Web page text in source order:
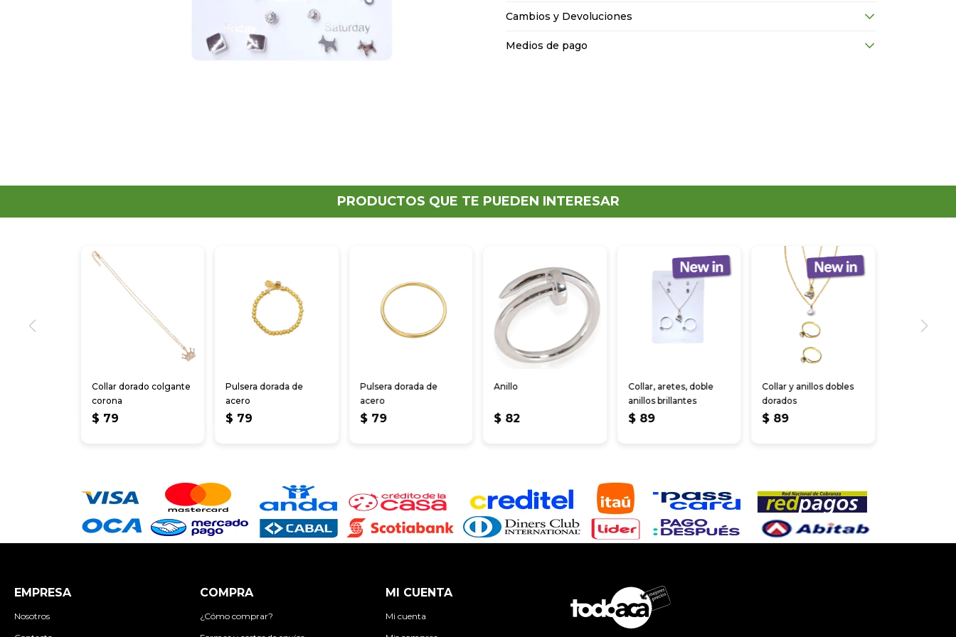
Cambios y Devoluciones
Medios de pago
PRODUCTOS QUE TE PUEDEN INTERESAR
Collar dorado colgante
corona
$ 79
Pulsera dorada de
acero
$ 79
Pulsera dorada de
acero
$ 79
Anillo
$ 82
Collar, aretes, doble
anillos brillantes
$ 89
Collar y anillos dobles
dorados
$ 89
EMPRESA
Nosotros
COMPRA
¿Cómo comprar?
MI CUENTA
Mi cuenta